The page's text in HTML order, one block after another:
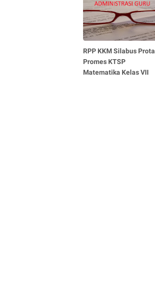
RPP KKM Silabus Prota
Promes KTSP
Matematika Kelas VII